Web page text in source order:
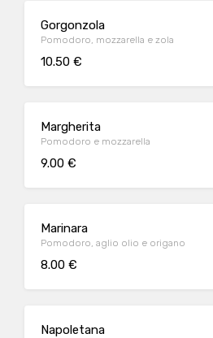
Gorgonzola
Pomodoro, mozzarella e zola
10.50 €
Margherita
Pomodoro e mozzarella
9.00 €
Marinara
Pomodoro, aglio olio e origano
8.00 €
Napoletana